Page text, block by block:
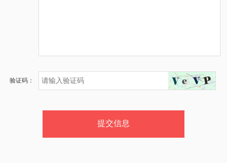
验证码：
提交信息